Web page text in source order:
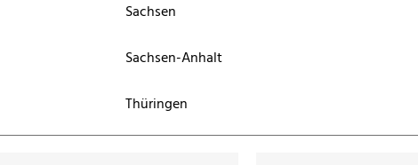
Sachsen
Sachsen-Anhalt
Thüringen